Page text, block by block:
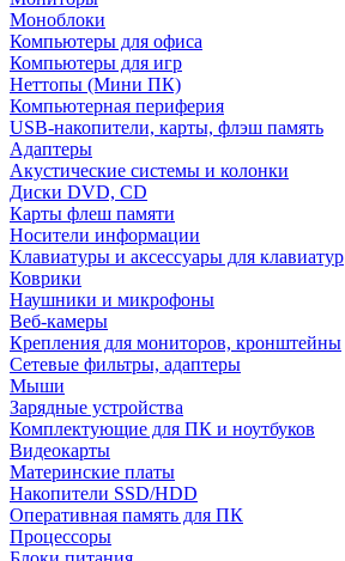
Моноблоки
Компьютеры для офиса
Компьютеры для игр
Неттопы (Мини ПК)
Компьютерная периферия
USB-накопители, карты, флэш память
Адаптеры
Акустические системы и колонки
Диски DVD, CD
Карты флеш памяти
Носители информации
Клавиатуры и аксессуары для клавиатур
Коврики
Наушники и микрофоны
Веб-камеры
Крепления для мониторов, кронштейны
Сетевые фильтры, адаптеры
Мыши
Зарядные устройства
Комплектующие для ПК и ноутбуков
Видеокарты
Материнские платы
Накопители SSD/HDD
Оперативная память для ПК
Процессоры